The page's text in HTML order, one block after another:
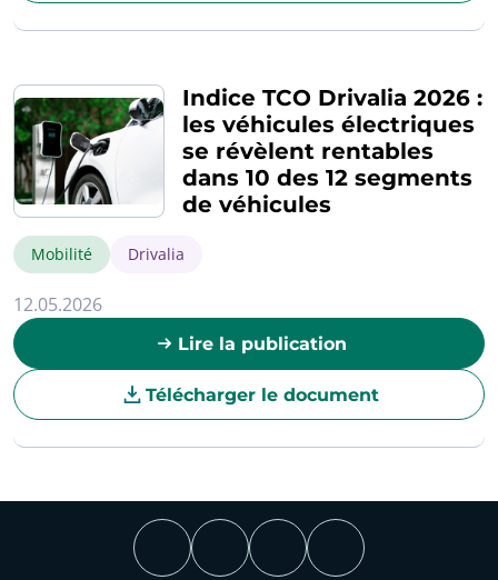
Indice TCO Drivalia 2026 :
les véhicules électriques
se révèlent rentables
dans 10 des 12 segments
de véhicules
Mobilité Drivalia
12.05.2026
Lire la publication
Télécharger le document